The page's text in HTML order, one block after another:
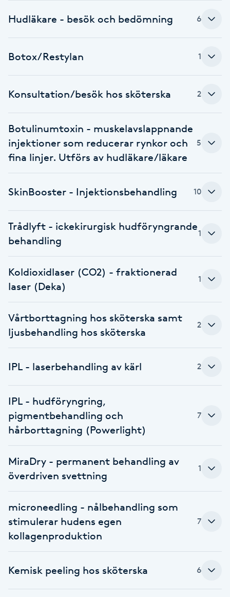
Babylights
Bambumassage
Barnklippning
BIAB
Blowout
Bottenfärg
Brynformning
Brynfärgning
Bröllopsuppsättning
Coachning
Color correction
Cryoterapi
D
Damklippning
Dermapen
Hudläkare - besök och bedömning 6
Botox/Restylan 1
Konsultation/besök hos sköterska 2
Botulinumtoxin - muskelavslappnande
injektioner som reducerar rynkor och
fina linjer. Utförs av hudläkare/läkare
5
SkinBooster - Injektionsbehandling 10
Trådlyft - ickekirurgisk hudföryngrande
behandling
1
Koldioxidlaser (CO2) - fraktionerad
laser (Deka)
1
Vårtborttagning hos sköterska samt
ljusbehandling hos sköterska
2
IPL - laserbehandling av kärl 2
IPL - hudföryngring,
pigmentbehandling och
hårborttagning (Powerlight)
7
MiraDry - permanent behandling av
överdriven svettning
1
microneedling - nålbehandling som
stimulerar hudens egen
kollagenproduktion
7
Kemisk peeling hos sköterska 6